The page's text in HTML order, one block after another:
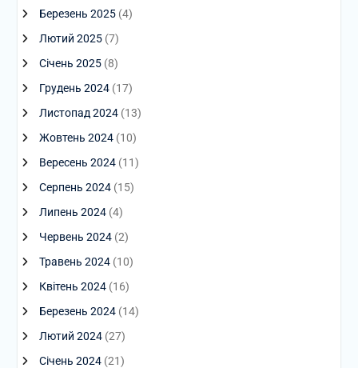
Березень 2025(4)
Лютий 2025(7)
Січень 2025(8)
Грудень 2024(17)
Листопад 2024(13)
Жовтень 2024(10)
Вересень 2024(11)
Серпень 2024(15)
Липень 2024(4)
Червень 2024(2)
Травень 2024(10)
Квітень 2024(16)
Березень 2024(14)
Лютий 2024(27)
Січень 2024(21)